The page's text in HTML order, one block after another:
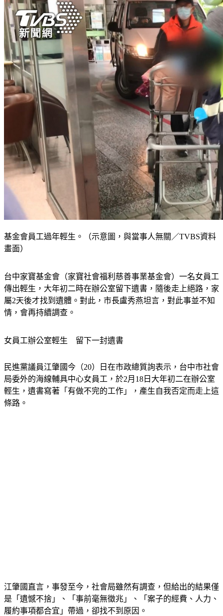
基金會員工過年輕生。（示意圖，與當事人無關／TVBS資料
台中家寶基金會（家寶社會福利慈善事業基金會）一名女員工
傳出輕生，大年初二時在辦公室留下遺書，隨後走上絕路，家
屬2天後才找到遺體。對此，市長盧秀燕坦言，對此事並不知
民進黨議員江肇國今（20）日在市政總質詢表示，台中市社會
局委外的海線輔具中心女員工，於2月18日大年初二在辦公室
輕生，遺書寫著「有做不完的工作」，產生自我否定而走上這
江肇國直言，事發至今，社會局雖然有調查，但給出的結果僅
是「遺憾不捨」、「事前毫無徵兆」、「案子的經費、人力、